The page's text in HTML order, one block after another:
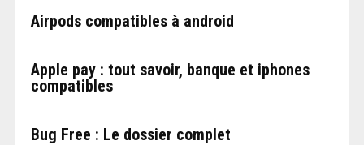
Airpods compatibles à android
Apple pay : tout savoir, banque et iphones
compatibles
Bug Free : Le dossier complet